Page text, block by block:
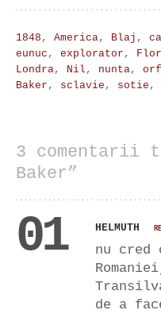
1848 , America, Blaj ,
eunuc , explorator ,
Londra, Nil , nunta,
Baker , sclavie , sotie ,
3 comentarii
Baker”
01 HELMUTH
nu cred
de a